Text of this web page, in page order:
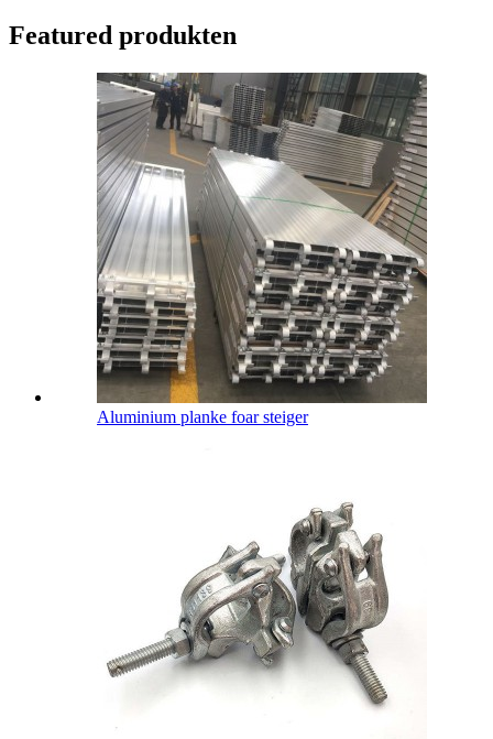
Featured produkten
Aluminium planke foar steiger